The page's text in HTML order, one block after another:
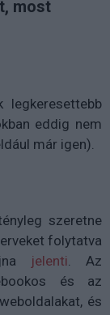
most
eddig nem
már igen).
szeretne
folytatva
jelenti. Az
és az
és